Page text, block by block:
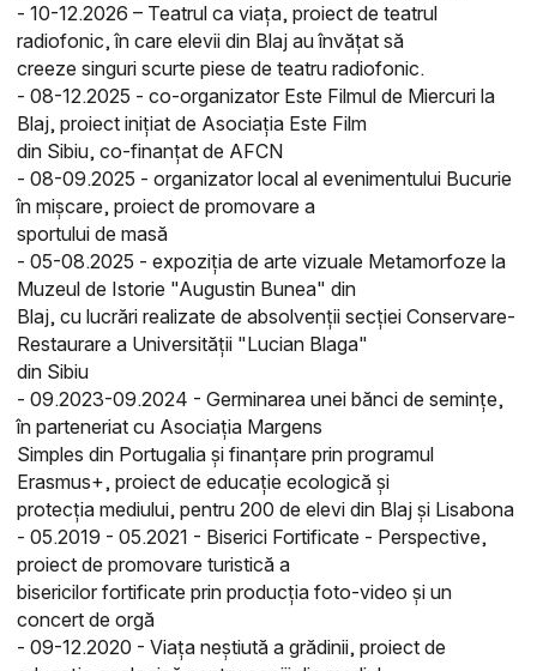
- 10-12.2026 – Teatrul ca viața, proiect de teatrul
radiofonic, în care elevii din Blaj au învățat să
creeze singuri scurte piese de teatru radiofonic.
- 08-12.2025 - co-organizator Este Filmul de Miercuri la
Blaj, proiect inițiat de Asociația Este Film
din Sibiu, co-finanțat de AFCN
- 08-09.2025 - organizator local al evenimentului Bucurie
în mișcare, proiect de promovare a
sportului de masă
- 05-08.2025 - expoziția de arte vizuale Metamorfoze la
Muzeul de Istorie "Augustin Bunea" din
Blaj, cu lucrări realizate de absolvenții secției Conservare-
Restaurare a Universității "Lucian Blaga"
din Sibiu
- 09.2023-09.2024 - Germinarea unei bănci de semințe,
în parteneriat cu Asociația Margens
Simples din Portugalia și finanțare prin programul
Erasmus+, proiect de educație ecologică și
protecția mediului, pentru 200 de elevi din Blaj și Lisabona
- 05.2019 - 05.2021 - Biserici Fortificate - Perspective,
proiect de promovare turistică a
bisericilor fortificate prin producția foto-video și un
concert de orgă
- 09-12.2020 - Viața neștiută a grădinii, proiect de